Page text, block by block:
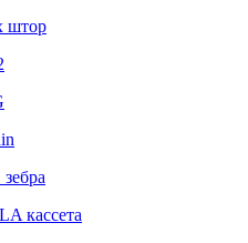
штор
кассета